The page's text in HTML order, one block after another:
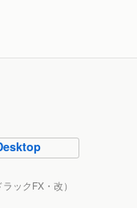
ックFX・改）